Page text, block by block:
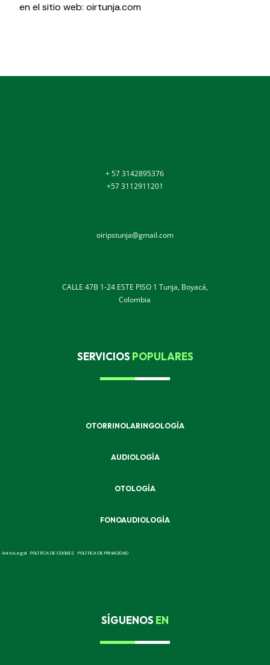
en el sitio web: oirtunja.com
+ 57 3142895376
+57 3112911201
oiripstunja@gmail.com
CALLE 47B 1-24 ESTE PISO 1 Tunja, Boyacá,
Colombia
SERVICIOS POPULARES
OTORRINOLARINGOLOGÍA
AUDIOLOGÍA
OTOLOGÍA
FONOAUDIOLOGÍA
Aviso Legal POLÍTICA DE COOKIES POLÍTICA DE PRIVACIDAD
SÍGUENOS EN